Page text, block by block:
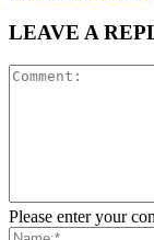
LEAVE A
Please enter your